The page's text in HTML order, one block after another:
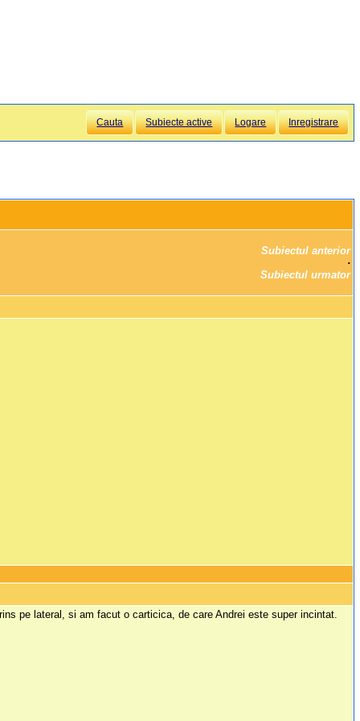
Cauta Subiecte active Logare Inregistrare
Subiectul anterior
Subiectul urmator
pe lateral, si am facut o carticica, de care Andrei este super incintat.